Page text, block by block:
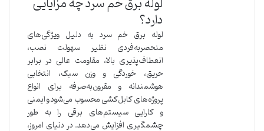
دارد؟
لوله برق خم سرد به دلیل ویژگی‌های
منحصربه‌فردی نظیر سهولت نصب،
انعطاف‌پذیری بالا، مقاومت عالی در برابر
حریق، خوردگی و وزن سبک، انتخابی
هوشمندانه و مقرون‌به‌صرفه برای انواع
پروژه‌های کابل‌کشی محسوب می‌شود و ایمنی
و کارایی سیستم‌های برقی را به طور
چشمگیری افزایش می‌دهد. در دنیای امروز،